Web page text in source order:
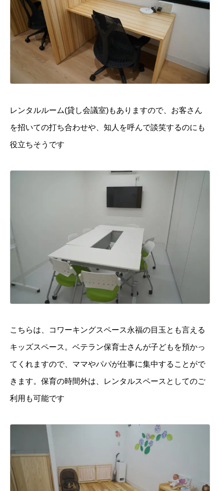
レンタルルーム(貸し会議室)もありますので、お客さん
を招いての打ち合わせや、知人を呼んで談笑するのにも
役立ちそうです
こちらは、コワーキングスペース永福の目玉とも言える
キッズスペース。ベテラン保育士さんが子どもを預かっ
てくれますので、ママやパパが仕事に集中することがで
きます。保育の時間外は、レンタルスペースとしてのご
利用も可能です